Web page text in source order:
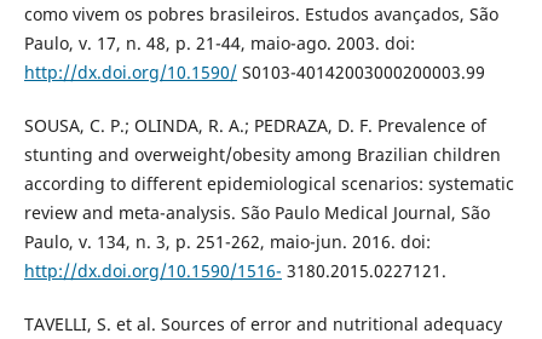
como vivem os pobres brasileiros. Estudos avançados, São
Paulo, v. 17, n. 48, p. 21-44, maio-ago. 2003. doi:
http://dx.doi.org/10.1590/S0103-40142003000200003.99
SOUSA, C. P.; OLINDA, R. A.; PEDRAZA, D. F. Prevalence of
stunting and overweight/obesity among Brazilian children
according to different epidemiological scenarios: systematic
review and meta-analysis. São Paulo Medical Journal, São
Paulo, v. 134, n. 3, p. 251-262, maio-jun. 2016. doi:
http://dx.doi.org/10.1590/1516- 3180.2015.0227121.
TAVELLI, S. et al. Sources of error and nutritional adequacy